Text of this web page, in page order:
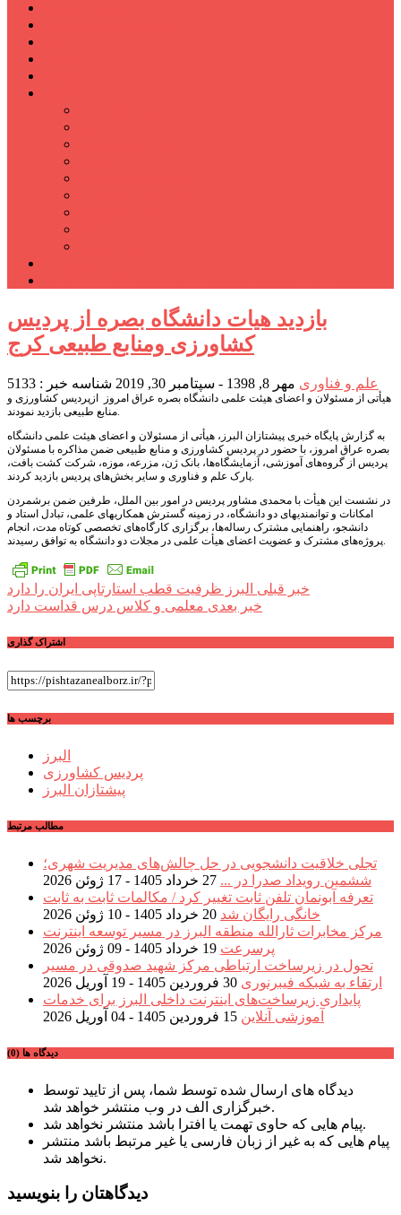
بازدید هیات دانشگاه بصره از پردیس
کشاورزی ومنابع طبیعی کرج
علم و فناوری مهر 8, 1398 - سپتامبر 30, 2019 شناسه خبر : 5133
هیأتی از مسئولان و اعضای هیئت علمی دانشگاه بصره عراق امروز ازپردیس کشاورزی و
منابع طبیعی بازدید نمودند.
به گزارش پایگاه خبری پیشتازان البرز، هیأتی از مسئولان و اعضای هیئت علمی دانشگاه
بصره عراق امروز، با حضور در پردیس کشاورزی و منابع طبیعی ضمن مذاکره با مسئولان
پردیس از گروه‌های آموزشی، آزمایشگاه‌ها، بانک ژن، مزرعه، موزه، شرکت کشت بافت،
پارک علم و فناوری و سایر بخش‌های پردیس بازدید کردند.
در نشست این هیأت با محمدی مشاور پردیس در امور بین الملل، طرفین ضمن برشمردن
امکانات و توانمندیهای دو دانشگاه، در زمینه گسترش همکاریهای علمی، تبادل استاد و
دانشجو، راهنمایی مشترک رساله‌ها، برگزاری کارگاه‌های تخصصی کوتاه مدت، انجام
پروژه‌های مشترک و عضویت اعضای هیأت علمی در مجلات دو دانشگاه به توافق رسیدند.
راهبری
نوشته
خبر قبلی البرز ظرفیت قطب استارتاپی ایران را دارد
خبر بعدی معلمی و کلاس درس قداست دارد
اشتراک گذاری
برچسب ها
البرز
پردیس کشاورزی
پیشتازان البرز
مطالب مرتبط
تجلی خلاقیت دانشجویی در حل چالش‌های مدیریت شهری؛
ششمین رویداد صدرا در ... 27 خرداد 1405 - 17 ژوئن 2026
تعرفه آبونمان تلفن ثابت تغییر کرد / مکالمات ثابت به ثابت
خانگی رایگان شد 20 خرداد 1405 - 10 ژوئن 2026
مرکز مخابرات ثارالله منطقه البرز در مسیر توسعه اینترنت
پرسرعت 19 خرداد 1405 - 09 ژوئن 2026
تحول در زیرساخت ارتباطی مرکز شهید صدوقی در مسیر
ارتقاء به شبکه فیبرنوری 30 فروردین 1405 - 19 آوریل 2026
پایداری زیرساخت‌های اینترنت داخلی البرز برای خدمات
آموزشی آنلاین 15 فروردین 1405 - 04 آوریل 2026
دیدگاه ها (0)
دیدگاه های ارسال شده توسط شما، پس از تایید توسط
خبرگزاری الف در وب منتشر خواهد شد.
پیام هایی که حاوی تهمت یا افترا باشد منتشر نخواهد شد.
پیام هایی که به غیر از زبان فارسی یا غیر مرتبط باشد منتشر
نخواهد شد.
دیدگاهتان را بنویسید